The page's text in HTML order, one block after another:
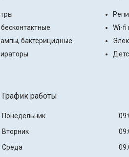
бактерицидные
Wi-fi
График работы
Понедельник
Вторник
Среда